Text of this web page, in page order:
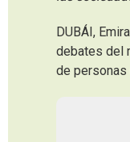
DUBÁI,
debates del
de personas